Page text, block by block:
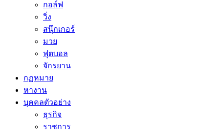
กอล์ฟ
วิ่ง
สนุ๊กเกอร์
มวย
ฟุตบอล
จักรยาน
กฏหมาย
หางาน
บุคคลตัวอย่าง
ธุรกิจ
ราชการ